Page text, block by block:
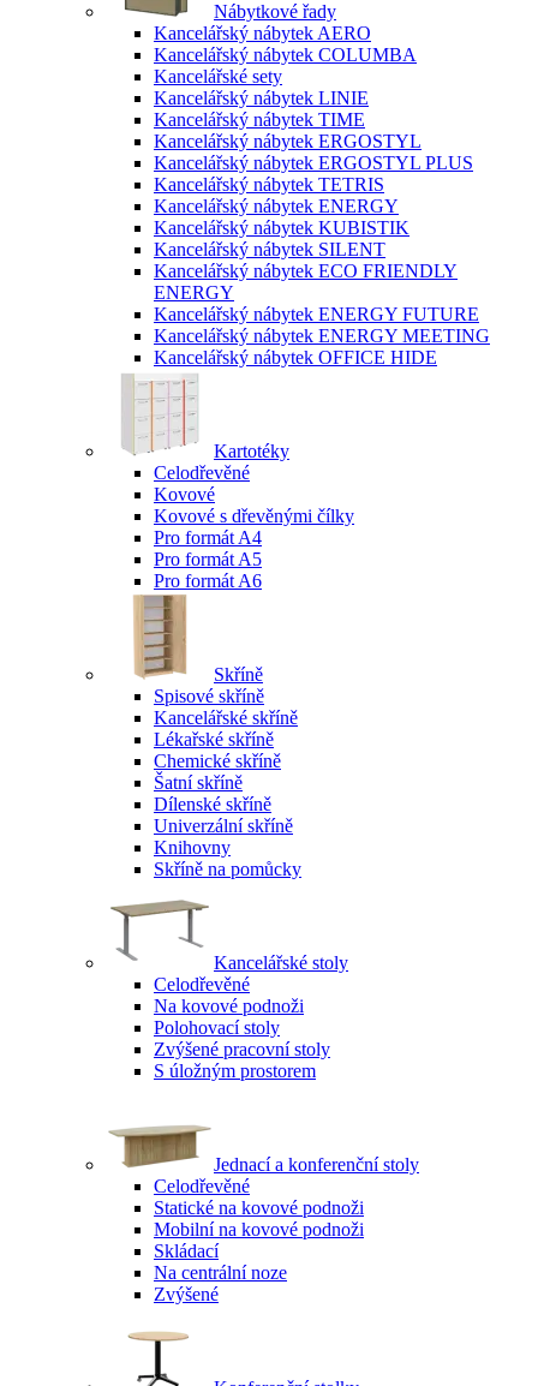
Nábytkové řady
Kancelářský nábytek AERO
Kancelářský nábytek COLUMBA
Kancelářské sety
Kancelářský nábytek LINIE
Kancelářský nábytek TIME
Kancelářský nábytek ERGOSTYL
Kancelářský nábytek ERGOSTYL PLUS
Kancelářský nábytek TETRIS
Kancelářský nábytek ENERGY
Kancelářský nábytek KUBISTIK
Kancelářský nábytek SILENT
Kancelářský nábytek ECO FRIENDLY
ENERGY
Kancelářský nábytek ENERGY FUTURE
Kancelářský nábytek ENERGY MEETING
Kancelářský nábytek OFFICE HIDE
Kartotéky
Celodřevěné
Kovové
Kovové s dřevěnými čílky
Pro formát A4
Pro formát A5
Pro formát A6
Skříně
Spisové skříně
Kancelářské skříně
Lékařské skříně
Chemické skříně
Šatní skříně
Dílenské skříně
Univerzální skříně
Knihovny
Skříně na pomůcky
Kancelářské stoly
Celodřevěné
Na kovové podnoži
Polohovací stoly
Zvýšené pracovní stoly
S úložným prostorem
Jednací a konferenční stoly
Celodřevěné
Statické na kovové podnoži
Mobilní na kovové podnoži
Skládací
Na centrální noze
Zvýšené